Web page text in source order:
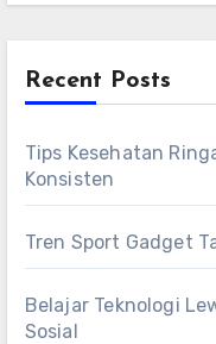
Recent Posts
Tips Kesehatan
Konsisten
Tren Sport Gadget
Belajar Teknologi
Sosial